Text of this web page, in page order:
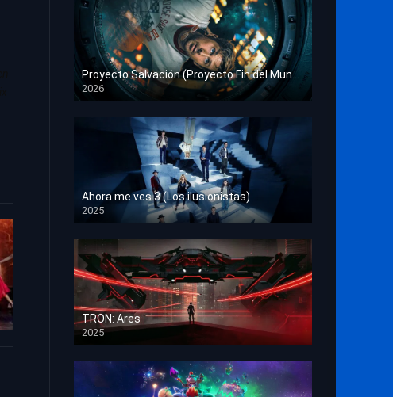
Proyecto Salvación (Proyecto Fin del Mundo)
2026
HD 1080p
Ahora me ves 3 (Los ilusionistas)
2025
HD 1080p
TRON: Ares
2025
HD 1080p